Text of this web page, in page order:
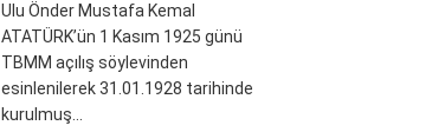
Ulu Önder Mustafa Kemal
ATATÜRK’ün 1 Kasım 1925 günü
TBMM açılış söylevinden
esinlenilerek 31.01.1928 tarihinde
kurulmuş...